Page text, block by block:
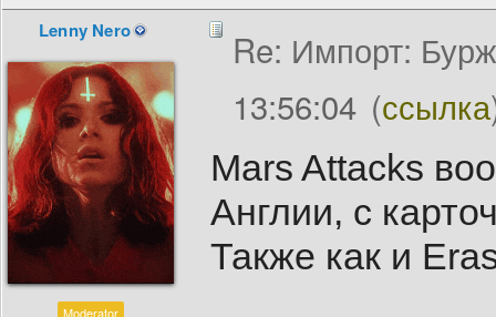
Lenny Nero
Moderator
Re: Импорт:
13:56:04 (ссылка
Mars Attacks
Англии, с
Также как и